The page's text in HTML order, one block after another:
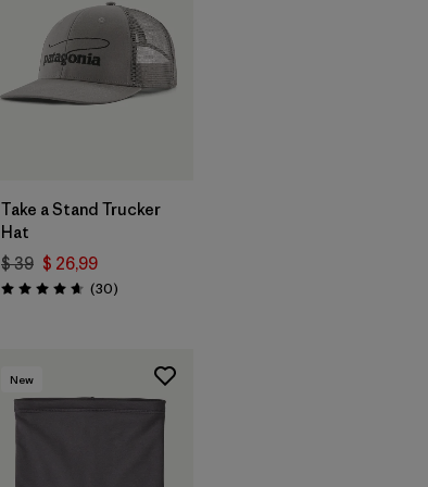
Take a Stand Trucker
Hat
$ 39 $ 26,99
Valoración: 4.6 / 5
(30Comentarios
)
New